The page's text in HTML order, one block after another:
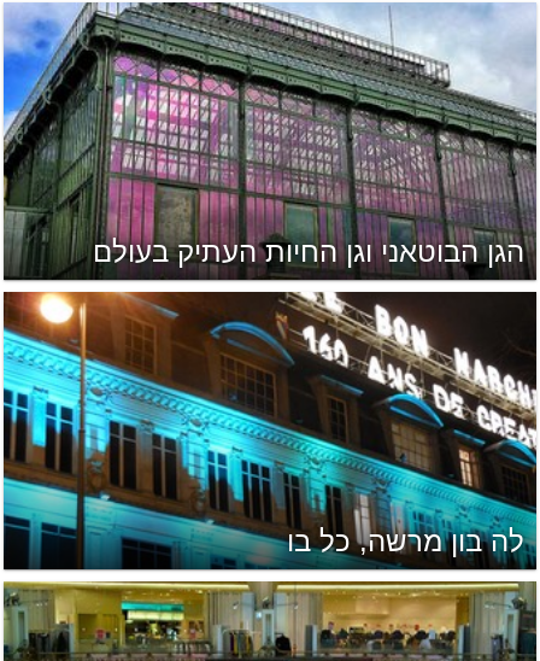
הגן הבוטאני וגן החיות העתיק בעולם
לה בון מרשה, כל בו